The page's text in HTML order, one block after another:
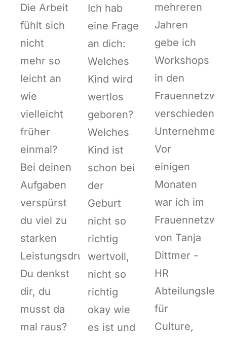
Die Arbeit
fühlt sich
nicht
mehr so
leicht an
wie
vielleicht
früher
einmal?
Bei deinen
Aufgaben
verspürst
du viel zu
starken
Leistungsdruck?
Du denkst
dir, du
musst da
mal raus?
Ich hab
eine Frage
an dich:
Welches
Kind wird
wertlos
geboren?
Welches
Kind ist
schon bei
der
Geburt
nicht so
richtig
wertvoll,
nicht so
richtig
okay wie
es ist und
mehreren
Jahren
gebe ich
Workshops
in den
verschiedener
Unternehmen.
Vor
einigen
Monaten
war ich im
von Tanja
Dittmer -
HR
für
Culture,